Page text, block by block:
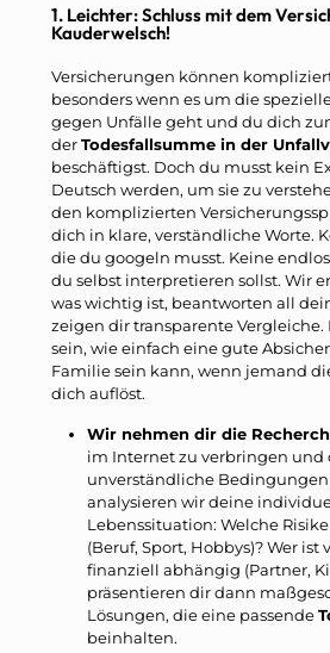
1. Leichter: Schluss mit dem
Kauderwelsch!
Versicherungen können
besonders wenn es um die
gegen Unfälle geht und du dich
derTodesfallsumme in der
beschäftigst. Doch du musst kein
Deutsch werden, um sie zu
den komplizierten
dich in klare, verständliche Worte.
die du googeln musst. Keine
du selbst interpretieren sollst. Wir
was wichtig ist, beantworten all
zeigen dir transparente Vergleiche.
sein, wie einfach eine gute
Familie sein kann, wenn jemand
dich auflöst.
Wir nehmen dir die
im Internet zu verbringen und
unverständliche
analysieren wir deine
Lebenssituation: Welche
(Beruf, Sport, Hobbys)? Wer ist
finanziell abhängig (Partner,
präsentieren dir dann
Lösungen, die eine passende
beinhalten.